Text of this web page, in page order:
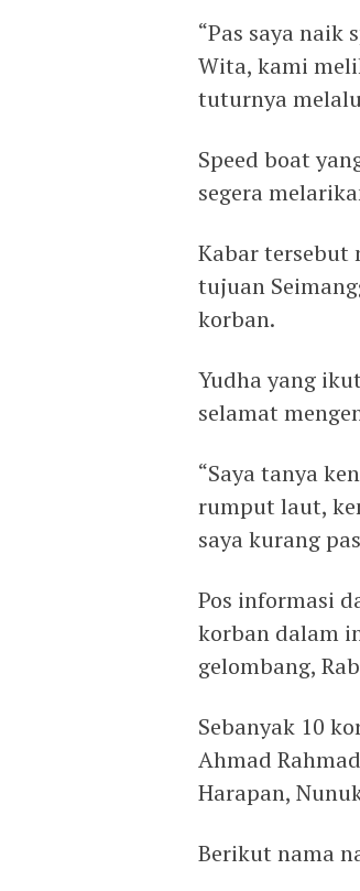
“Pas saya naik
Wita, kami
tuturnya
Speed boat
segera
Kabar tersebut
tujuan
korban.
Yudha yang
selamat
“Saya tanya
rumput laut,
saya kurang
Pos informasi
korban dalam
gelombang,
Sebanyak 10
Ahmad
Harapan,
Berikut nama